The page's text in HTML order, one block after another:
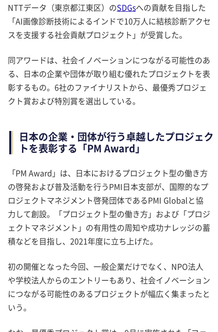
NTTデータ（東京都江東区）のSDGsへの貢献を目指した
「AI画像診断技術によるインドで10万人に結核診断アクセ
スを支援する社会貢献プロジェクト」が受賞した。
同アワードは、社会イノベーションにつながる可能性のあ
る、日本の企業や団体が取り組む優れたプロジェクトを表
彰するもの。 6社のファイナリストから、最優秀プロジェ
クト賞および特別賞を選出している。
日本の企業・団体が行う卓越したプロジェク
トを表彰する「PM Award」
「PM Award」は、日本におけるプロジェクト型の働き方
の啓発および普及活動を行うPMI日本支部が、国際的なプ
ロジェクトマネジメント啓発団体であるPMI Globalと協
力して創設。「プロジェクト型の働き方」および「プロジ
ェクトマネジメント」の有用性の周知や成功ナレッジの蓄
積などを目指し、2021年度に立ち上げた。
初の開催となった今回、一般企業だけでなく、 NPO法人
や学校法人からのエントリーもあり、社会イノベーション
につながる可能性のあるプロジェクトが幅広く集まったと
いう。